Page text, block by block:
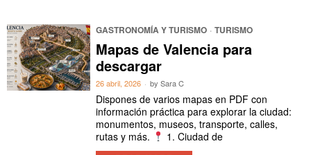
GASTRONOMÍA Y TURISMO · TURISMO
Mapas de Valencia para
descargar
26 abril, 2026 bySara C
Dispones de varios mapas en PDF con
información práctica para explorar la ciudad:
monumentos, museos, transporte, calles,
rutas y más.
1. Ciudad de